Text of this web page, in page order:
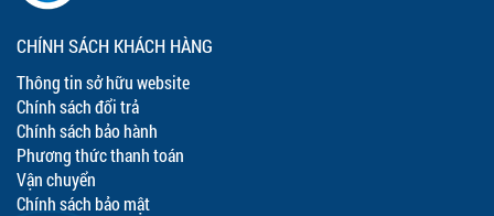
CHÍNH SÁCH KHÁCH HÀNG
Thông tin sở hữu website
Chính sách đổi trả
Chính sách bảo hành
Phương thức thanh toán
Vận chuyển
Chính sách bảo mật